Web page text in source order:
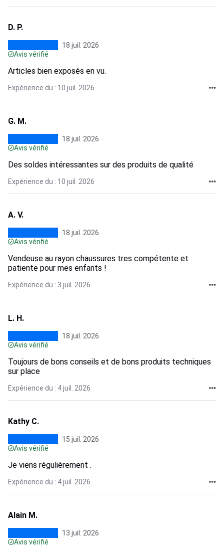
D. P.
18 juil. 2026
Avis vérifié
Articles bien exposés en vu.
Expérience du : 10 juil. 2026
G. M.
18 juil. 2026
Avis vérifié
Des soldes intéressantes sur des produits de qualité
Expérience du : 10 juil. 2026
A. V.
18 juil. 2026
Avis vérifié
Vendeuse au rayon chaussures tres compétente et
patiente pour mes enfants !
Expérience du : 3 juil. 2026
L. H.
18 juil. 2026
Avis vérifié
Toujours de bons conseils et de bons produits techniques
sur place
Expérience du : 4 juil. 2026
Kathy C.
15 juil. 2026
Avis vérifié
Je viens régulièrement .
Expérience du : 4 juil. 2026
Alain M.
13 juil. 2026
Avis vérifié